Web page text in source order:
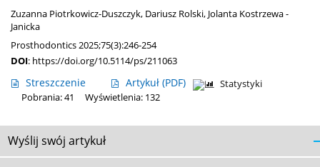
Zuzanna Piotrkowicz-Duszczyk, Dariusz Rolski, Jolanta Kostrzewa -
Janicka
Prosthodontics 2025;75(3):246-254
DOI: https://doi.org/10.5114/ps/211063
Streszczenie Artykuł (PDF)
Statystyki
Pobrania: 41
Wyświetlenia: 132
Wyślij swój artykuł